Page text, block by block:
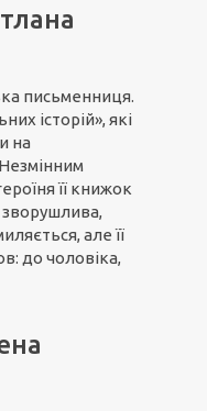
письменниця.
історій», які
на
її книжок
але її
до чоловіка,